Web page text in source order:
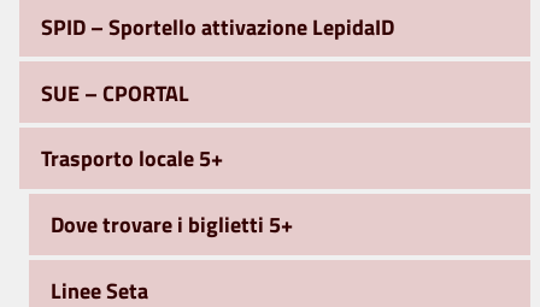
SPID – Sportello attivazione LepidaID
SUE – CPORTAL
Trasporto locale 5+
Dove trovare i biglietti 5+
Linee Seta